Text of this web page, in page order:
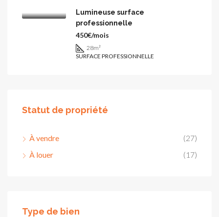
Lumineuse surface
professionnelle
450€/mois
28m²
SURFACE PROFESSIONNELLE
Statut de propriété
À vendre
(27)
À louer
(17)
Type de bien